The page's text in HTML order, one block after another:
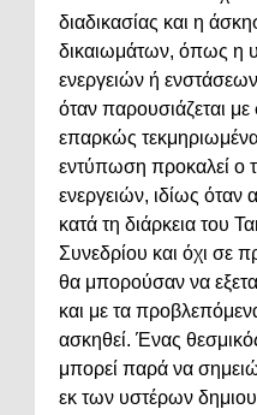
διαδικασίας και η
δικαιωμάτων, όπως η
ενεργειών ή
όταν παρουσιάζεται με
επαρκώς
εντύπωση προκαλεί ο
ενεργειών, ιδίως
κατά τη διάρκεια του
Συνεδρίου και όχι σε
θα μπορούσαν να
και με τα
ασκηθεί. Ένας
μπορεί παρά να
εκ των υστέρων